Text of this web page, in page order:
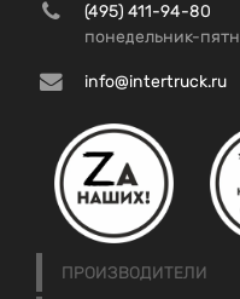
(495) 411-94-80
понедельник-
info@intertruck.ru
ПРОИЗВОДИТЕЛИ